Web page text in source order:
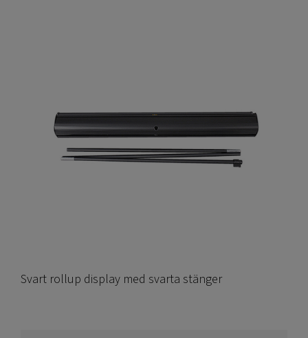
Svart rollup display med svarta stänger